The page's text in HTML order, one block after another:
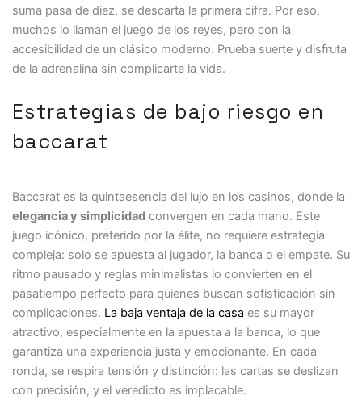
suma pasa de diez, se descarta la primera cifra. Por eso,
muchos lo llaman el juego de los reyes, pero con la
accesibilidad de un clásico moderno. Prueba suerte y disfruta
de la adrenalina sin complicarte la vida.
Estrategias de bajo riesgo en
baccarat
Baccarat es la quintaesencia del lujo en los casinos, donde la
elegancia y simplicidadconvergen en cada mano. Este
juego icónico, preferido por la élite, no requiere estrategia
compleja: solo se apuesta al jugador, la banca o el empate. Su
ritmo pausado y reglas minimalistas lo convierten en el
pasatiempo perfecto para quienes buscan sofisticación sin
complicaciones. La baja ventaja de la casa es su mayor
atractivo, especialmente en la apuesta a la banca, lo que
garantiza una experiencia justa y emocionante. En cada
ronda, se respira tensión y distinción: las cartas se deslizan
con precisión, y el veredicto es implacable.